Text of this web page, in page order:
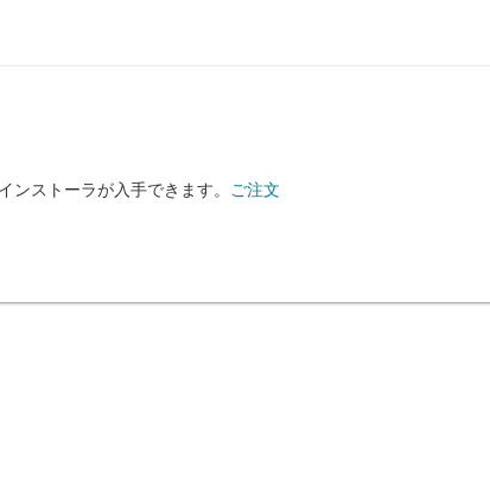
ンストーラが入手できます。 ご注文